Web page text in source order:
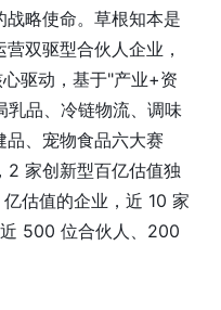
略使命。草根知本是
双驱型合伙人企业，
驱动，基于"产业+资
品、冷链物流、调味
、宠物食品六大赛
2 家创新型百亿估值独
估值的企业，近 10 家
500 位合伙人、200